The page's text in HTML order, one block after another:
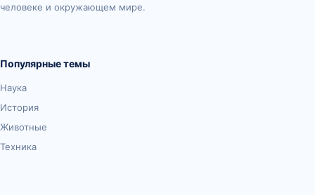
человеке и окружающем мире.
Популярные темы
Наука
История
Животные
Техника